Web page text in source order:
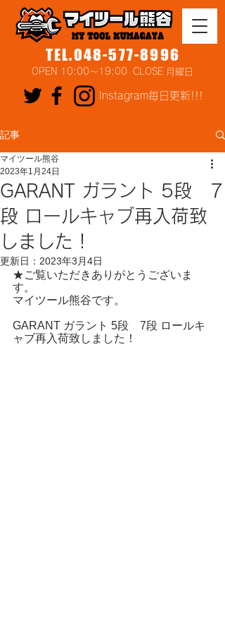
TEL.048-577-8996
OPEN 10:00～19:00 CLOSE 月曜日
Instagram毎日更新!!!
記事
GARANT ガラント 5段 7
段 ロールキャブ再入荷致
しました！
マイツール熊谷
2023年1月24日
更新日： 2023年3月4日
★ご覧いただきありがとうございま
す。
マイツール熊谷です。
GARANT ガラント 5段　7段 ロールキ
ャブ再入荷致しました！